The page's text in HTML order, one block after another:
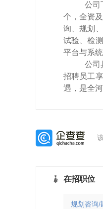
公司
个，全资
询、规划
试验、检
平台与系
公司
招聘员工
遇，是全
在招职位
规划咨询/